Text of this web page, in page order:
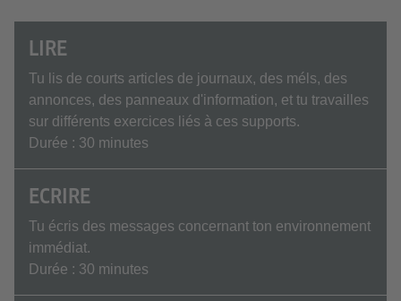
LIRE
Tu lis de courts articles de journaux, des méls, des
annonces, des panneaux d'information, et tu travailles
sur différents exercices liés à ces supports.
Durée : 30 minutes
ECRIRE
Tu écris des messages concernant ton environnement
immédiat.
Durée : 30 minutes